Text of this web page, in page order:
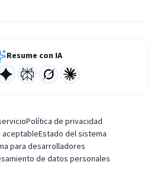
Resume con IA
Política de privacidad
aceptableEstado del sistema
para desarrolladores
de datos personales